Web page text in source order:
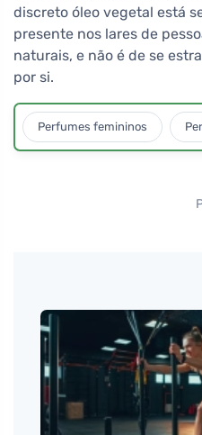
discreto óleo vegetal está
presente nos lares de
naturais, e não é de se
por si.
Perfumes femininos